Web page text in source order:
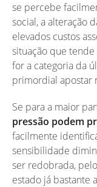
se percebe
social, a alteração
elevados custos
situação que tende
for a categoria da
primordial apostar
Se para a maior
pressão podem
facilmente
sensibilidade
ser redobrada,
estado já bastante